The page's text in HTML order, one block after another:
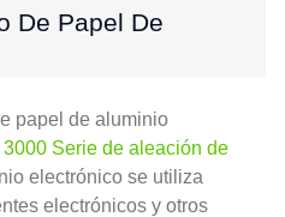
De Papel De
papel de aluminio
3000 Serie de aleación de
electrónico se utiliza
electrónicos y otros